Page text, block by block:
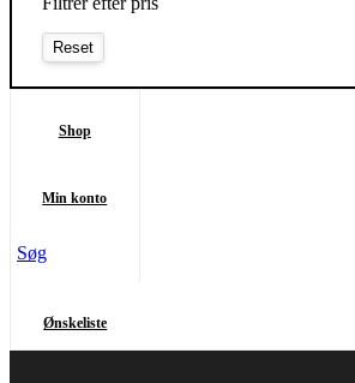
Shop
Min konto
Søg
Ønskeliste